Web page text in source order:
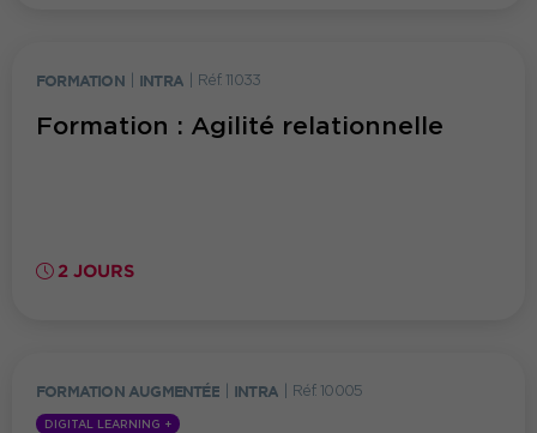
FORMATION INTRA Réf. 11033
Formation : Agilité relationnelle
2 JOURS
FORMATION AUGMENTÉE INTRA Réf. 10005
DIGITAL LEARNING +